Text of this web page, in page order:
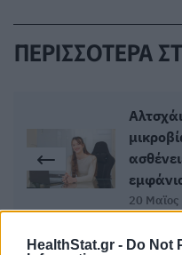
HealthStat.gr - Do Not
ΠΕΡΙΣΣΟΤΕΡΑ
20